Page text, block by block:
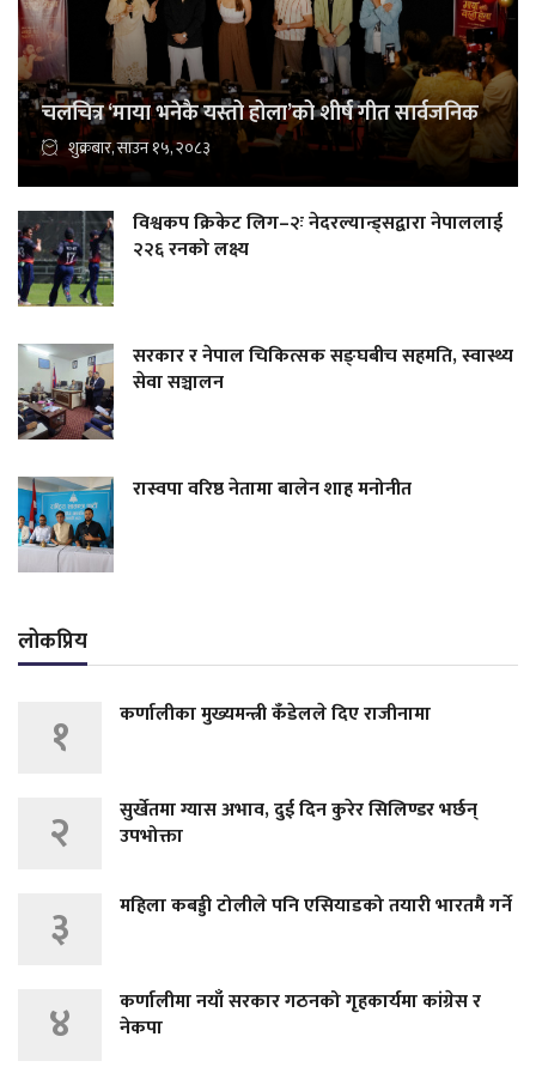
चलचित्र ‘माया भनेकै यस्तो होला’को शीर्ष गीत सार्वजनिक
शुक्रबार, साउन १५, २०८३
विश्वकप क्रिकेट लिग–२ः नेदरल्यान्ड्सद्वारा नेपाललाई
२२६ रनको लक्ष्य
सरकार र नेपाल चिकित्सक सङ्घबीच सहमति, स्वास्थ्य
सेवा सञ्चालन
रास्वपा वरिष्ठ नेतामा बालेन शाह मनोनीत
लोकप्रिय
१ कर्णालीका मुख्यमन्त्री कँडेलले दिए राजीनामा
२
सुर्खेतमा ग्यास अभाव, दुई दिन कुरेर सिलिण्डर भर्छन्
उपभोक्ता
३ महिला कबड्डी टोलीले पनि एसियाडको तयारी भारतमै गर्ने
४
कर्णालीमा नयाँ सरकार गठनको गृहकार्यमा कांग्रेस र
नेकपा